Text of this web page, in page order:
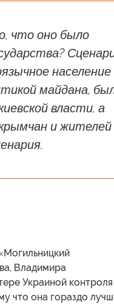
что оно было
население
майдана,
власти, а
и жителей
Владимира
Украиной контроля
что она гораздо